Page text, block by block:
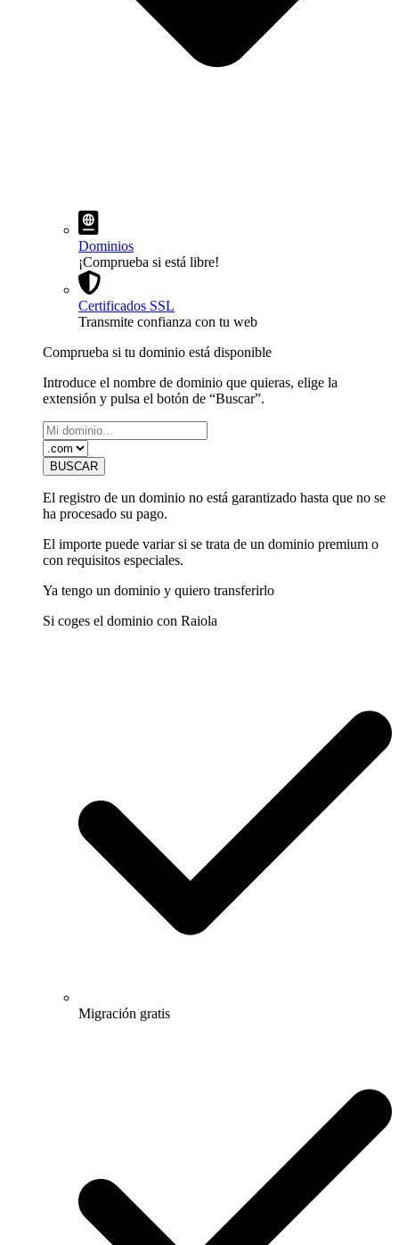
Dominios
¡Comprueba si está libre!
Certificados SSL
Transmite confianza con tu web
Comprueba si tu dominio está disponible
Introduce el nombre de dominio que quieras, elige la
extensión y pulsa el botón de “Buscar”.
El registro de un dominio no está garantizado hasta que no se
ha procesado su pago.
El importe puede variar si se trata de un dominio premium o
con requisitos especiales.
Ya tengo un dominio y quiero transferirlo
Si coges el dominio con Raiola
Migración gratis